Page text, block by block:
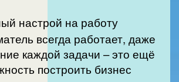
настрой на работу
всегда работает, даже
каждой задачи – это ещё
построить бизнес